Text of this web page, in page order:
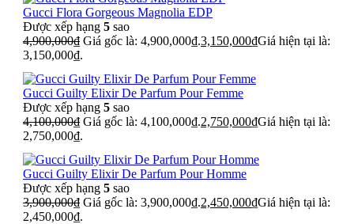
Gucci Flora Gorgeous Magnolia EDP
Được xếp hạng 5 sao
4,900,000₫ Giá gốc là: 4,900,000₫.3,150,000₫Giá hiện tại là:
3,150,000₫.
Gucci Guilty Elixir De Parfum Pour Femme
Được xếp hạng 5 sao
4,100,000₫ Giá gốc là: 4,100,000₫.2,750,000₫Giá hiện tại là:
2,750,000₫.
Gucci Guilty Elixir De Parfum Pour Homme
Được xếp hạng 5 sao
3,900,000₫ Giá gốc là: 3,900,000₫.2,450,000₫Giá hiện tại là:
2,450,000₫.